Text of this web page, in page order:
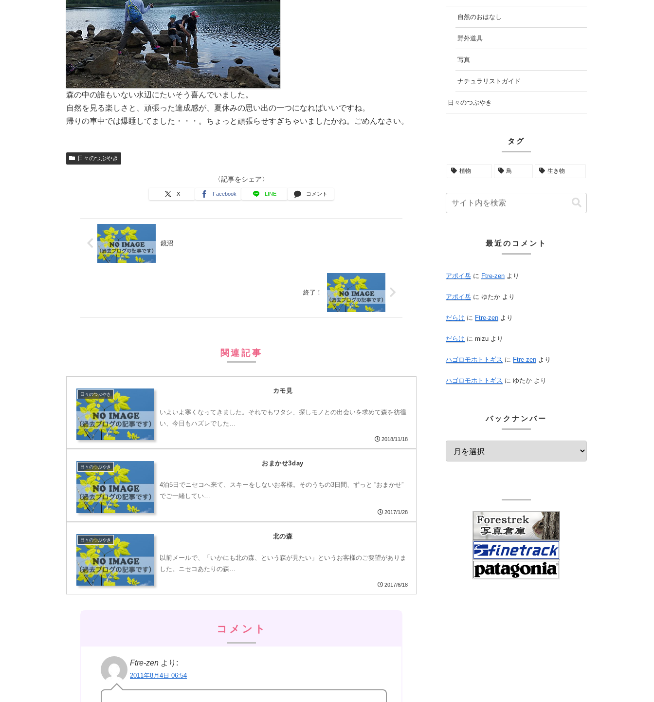
森の中の誰もいない水辺にたいそう喜んでいました。
自然を見る楽しさと、頑張った達成感が、夏休みの思い出の一つになればいいですね。
帰りの車中では爆睡してました・・・。ちょっと頑張らせすぎちゃいましたかね。ごめんなさい。
日々のつぶやき
〈記事をシェア〉
X Facebook LINE コメント
鏡沼
終了！
関連記事
日々のつぶやき
カモ見
いよいよ寒くなってきました。それでもワタシ、探しモノとの出会いを求めて森を彷徨
い、今日もハズレでした…
2018/11/18
日々のつぶやき
おまかせ3day
4泊5日でニセコへ来て、スキーをしないお客様。そのうちの3日間、ずっと “おまかせ”
でご一緒してい…
2017/1/28
日々のつぶやき
北の森
以前メールで、「いかにも北の森、という森が見たい」というお客様のご要望がありま
した。ニセコあたりの森…
2017/6/18
コメント
Ftre-zen より:
2011年8月4日 06:54
自然のおはなし
野外道具
写真
ナチュラリストガイド
日々のつぶやき
タグ
植物 鳥 生き物
最近のコメント
アポイ岳 に Ftre-zen より
アポイ岳 に ゆたか より
だらけ に Ftre-zen より
だらけ に mizu より
ハゴロモホトトギス に Ftre-zen より
ハゴロモホトトギス に ゆたか より
バックナンバー